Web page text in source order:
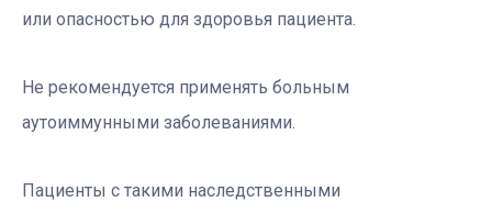
или опасностью для здоровья пациента.
Не рекомендуется применять больным
аутоиммунными заболеваниями.
Пациенты с такими наследственными